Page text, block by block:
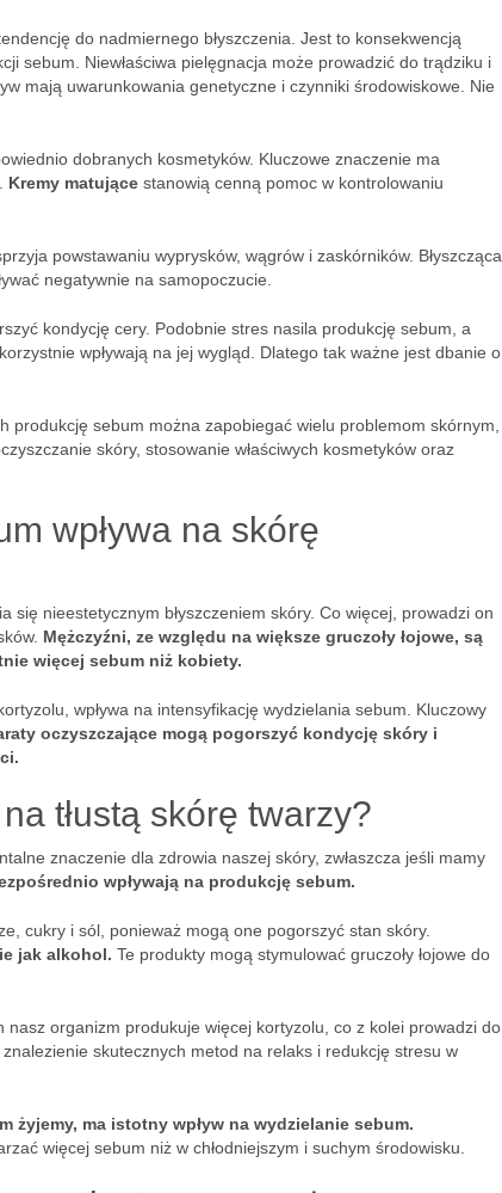
do nadmiernego błyszczenia. Jest to konsekwencją
sebum. Niewłaściwa pielęgnacja może prowadzić do trądziku i
mają uwarunkowania genetyczne i czynniki środowiskowe. Nie
dobranych kosmetyków. Kluczowe znaczenie ma
Kremy matujące stanowią cenną pomoc w kontrolowaniu
powstawaniu wyprysków, wągrów i zaskórników. Błyszcząca
negatywnie na samopoczucie.
kondycję cery. Podobnie stres nasila produkcję sebum, a
wpływają na jej wygląd. Dlatego tak ważne jest dbanie o
sebum można zapobiegać wielu problemom skórnym,
skóry, stosowanie właściwych kosmetyków oraz
wpływa na skórę
nieestetycznym błyszczeniem skóry. Co więcej, prowadzi on
Mężczyźni, ze względu na większe gruczoły łojowe, są
więcej sebum niż kobiety.
wpływa na intensyfikację wydzielania sebum. Kluczowy
oczyszczające mogą pogorszyć kondycję skóry i
tłustą skórę twarzy?
znaczenie dla zdrowia naszej skóry, zwłaszcza jeśli mamy
wpływają na produkcję sebum.
cukry i sól, ponieważ mogą one pogorszyć stan skóry.
jak alkohol. Te produkty mogą stymulować gruczoły łojowe do
nasz organizm produkuje więcej kortyzolu, co z kolei prowadzi do
skutecznych metod na relaks i redukcję stresu w
żyjemy, ma istotny wpływ na wydzielanie sebum.
więcej sebum niż w chłodniejszym i suchym środowisku.